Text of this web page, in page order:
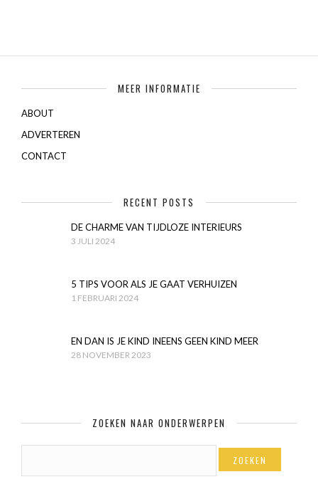
MEER INFORMATIE
ABOUT
ADVERTEREN
CONTACT
RECENT POSTS
DE CHARME VAN TIJDLOZE INTERIEURS
3 JULI 2024
5 TIPS VOOR ALS JE GAAT VERHUIZEN
1 FEBRUARI 2024
EN DAN IS JE KIND INEENS GEEN KIND MEER
28 NOVEMBER 2023
ZOEKEN NAAR ONDERWERPEN
ZOEKEN